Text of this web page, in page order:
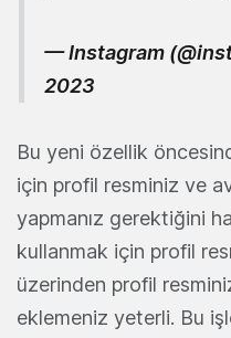
— Instagram
2023
Bu yeni özellik
için profil resminiz ve
yapmanız gerektiğini
kullanmak için profil
üzerinden profil
eklemeniz yeterli. Bu